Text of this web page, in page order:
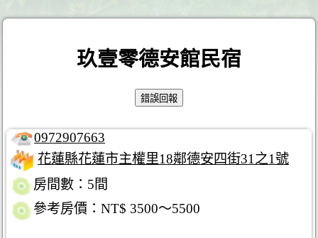
玖壹零德安館民宿
0972907663
花蓮縣花蓮市主權里18鄰德安四街31之1號
房間數：5間
參考房價：NT$ 3500～5500